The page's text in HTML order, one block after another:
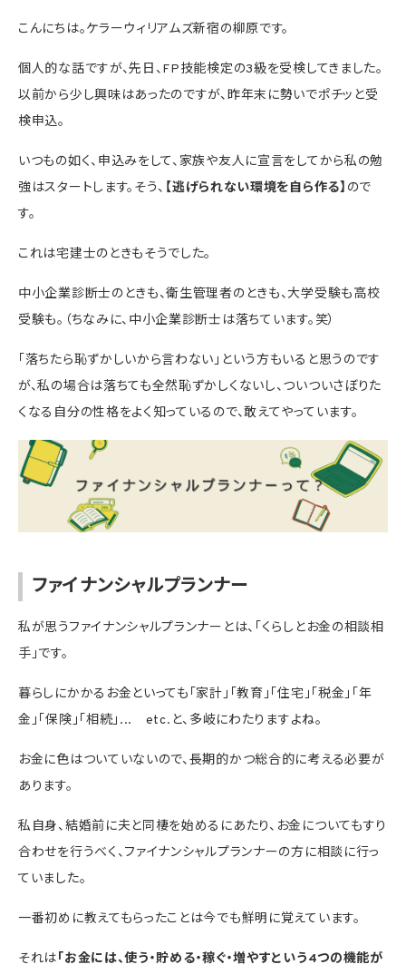
こんにちは。ケラーウィリアムズ新宿の柳原です。
個人的な話ですが、先日、FP技能検定の3級を受検してきました。
以前から少し興味はあったのですが、昨年末に勢いでポチッと受
検申込。
いつもの如く、申込みをして、家族や友人に宣言をしてから私の勉
強はスタートします。そう、 【逃げられない環境を自ら作る】 ので
す。
これは宅建士のときもそうでした。
中小企業診断士のときも、衛生管理者のときも、大学受験も高校
受験も。（ちなみに、中小企業診断士は落ちています。笑）
「落ちたら恥ずかしいから言わない」という方もいると思うのです
が、私の場合は落ちても全然恥ずかしくないし、ついついさぼりた
くなる自分の性格をよく知っているので、敢えてやっています。
ファイナンシャルプランナー
私が思うファイナンシャルプランナーとは、「くらしとお金の相談相
手」です。
暮らしにかかるお金といっても「家計」「教育」「住宅」「税金」「年
金」「保険」「相続」... etc.と、多岐にわたりますよね。
お金に色はついていないので、長期的かつ総合的に考える必要が
あります。
私自身、結婚前に夫と同棲を始めるにあたり、お金についてもすり
合わせを行うべく、ファイナンシャルプランナーの方に相談に行っ
ていました。
一番初めに教えてもらったことは今でも鮮明に覚えています。
それは「お金には、使う・貯める・稼ぐ・増やすという4つの機能が